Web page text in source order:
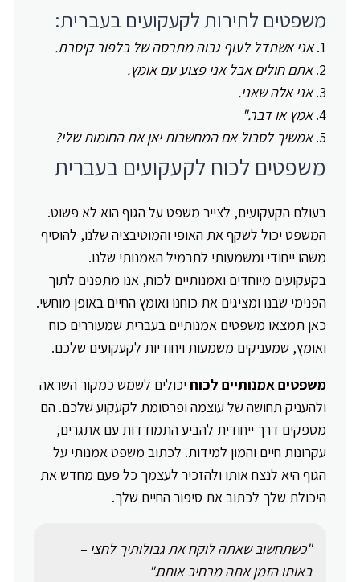
משפטים לחירות לקעקועים בעברית:
אני אשתדל לעוף גבוה מתרסה של בלפור קיסרת.
אתם חולים אבל אני פצוע עם אומץ.
אני אלה שאני.
אמץ או דבר."
אמשיך לסבול אם המחשבות יאן את החומות שלי?
משפטים לכוח לקעקועים בעברית
בעולם הקעקועים, לצייר משפט על הגוף הוא לא פשוט.
המשפט יכול לשקף את האופי והמוטיבציה שלנו, להוסיף
משהו ייחודי ומשמעותי לתרמיל האמנותי שלנו.
בקעקועים מיוחדים ואמנותיים לכוח, אנו מתפנים לתוך
הפנימי שבנו ומציגים את כוחנו ואומץ החיים באופן מוחשי.
כאן תמצאו משפטים אמנותיים בעברית שמעוררים כוח
ואומץ, שמעניקים משמעות ויחודיות לקעקועים שלכם.
משפטים אמנותיים לכוח יכולים לשמש כמקור השראה
ולהעניק תחושה של עוצמה ופרסומת לקעקוע שלכם. הם
מספקים דרך ייחודית להביע התמודדות עם אתגרים,
עקרונות חיים והמון למידות. לכתוב משפט אמנותי על
הגוף היא לנצח אותו ולהזכיר לעצמך כל פעם מחדש את
היכולת שלך לכתוב את סיפור החיים שלך.
"כשתחשוב שאתה לוקח את גבולותיך לחצי –
באותו הזמן אתה מרחיב אותם."